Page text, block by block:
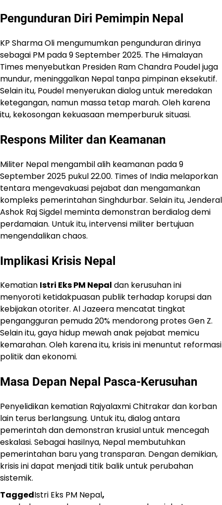
Pengunduran Diri Pemimpin Nepal
KP Sharma Oli mengumumkan pengunduran dirinya
sebagai PM pada 9 September 2025. The Himalayan
Times menyebutkan Presiden Ram Chandra Poudel juga
mundur, meninggalkan Nepal tanpa pimpinan eksekutif.
Selain itu, Poudel menyerukan dialog untuk meredakan
ketegangan, namun massa tetap marah. Oleh karena
itu, kekosongan kekuasaan memperburuk situasi.
Respons Militer dan Keamanan
Militer Nepal mengambil alih keamanan pada 9
September 2025 pukul 22.00. Times of India melaporkan
tentara mengevakuasi pejabat dan mengamankan
kompleks pemerintahan Singhdurbar. Selain itu, Jenderal
Ashok Raj Sigdel meminta demonstran berdialog demi
perdamaian. Untuk itu, intervensi militer bertujuan
mengendalikan chaos.
Implikasi Krisis Nepal
Kematian Istri Eks PM Nepal dan kerusuhan ini
menyoroti ketidakpuasan publik terhadap korupsi dan
kebijakan otoriter. Al Jazeera mencatat tingkat
pengangguran pemuda 20% mendorong protes Gen Z.
Selain itu, gaya hidup mewah anak pejabat memicu
kemarahan. Oleh karena itu, krisis ini menuntut reformasi
politik dan ekonomi.
Masa Depan Nepal Pasca-Kerusuhan
Penyelidikan kematian Rajyalaxmi Chitrakar dan korban
lain terus berlangsung. Untuk itu, dialog antara
pemerintah dan demonstran krusial untuk mencegah
eskalasi. Sebagai hasilnya, Nepal membutuhkan
pemerintahan baru yang transparan. Dengan demikian,
krisis ini dapat menjadi titik balik untuk perubahan
sistemik.
TaggedIstri Eks PM Nepal,